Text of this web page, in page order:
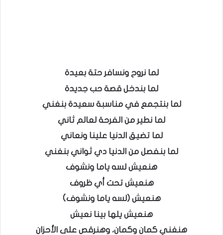
لما نروح ونسافر حتة بعيدة
لما بندخل قصة حب جديدة
لما بنتجمع في مناسبة سعيدة بنغني
لما نطير من الفرحة لعالم ثاني
لما تضيق الدنيا علينا ونعاني
لما بنفصل من الدنيا دي ثواني بنغني
هنعيش لسه ياما ونشوف
هنعيش تحت أي ظروف
هنعيش (لسه ياما ونشوف)
هنعيش يلها بينا نعيش
هنغني كمان وكمان، وهنرقص على الأحزان